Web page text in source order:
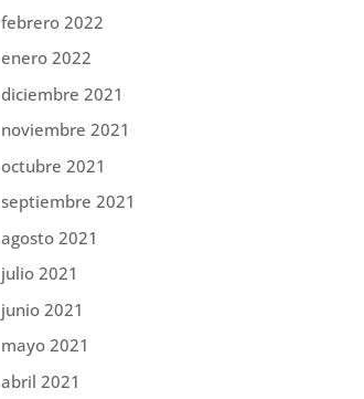
febrero 2022
enero 2022
diciembre 2021
noviembre 2021
octubre 2021
septiembre 2021
agosto 2021
julio 2021
junio 2021
mayo 2021
abril 2021